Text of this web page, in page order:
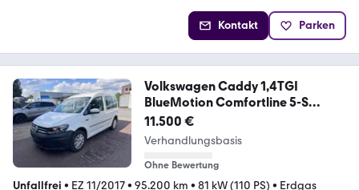
Kontakt Parken
Volkswagen Caddy 1,4TGI
BlueMotion Comfortline 5-S
Comf...
11.500 €
Verhandlungsbasis
Ohne Bewertung
Unfallfrei • EZ 11/2017• 95.200 km • 81 kW (110 PS) • Erdgas